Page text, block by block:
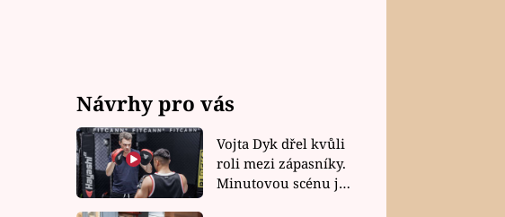
Návrhy pro vás
Vojta Dyk dřel kvůli
roli mezi zápasníky.
Minutovou scénu jel